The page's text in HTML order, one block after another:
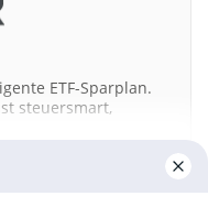
ETF-Sparplan.
steuersmart,